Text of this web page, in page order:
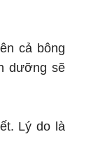
cả bông
dưỡng sẽ
Lý do là